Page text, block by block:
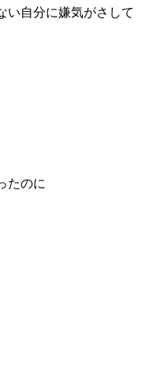
い自分に嫌気がさして
たのに